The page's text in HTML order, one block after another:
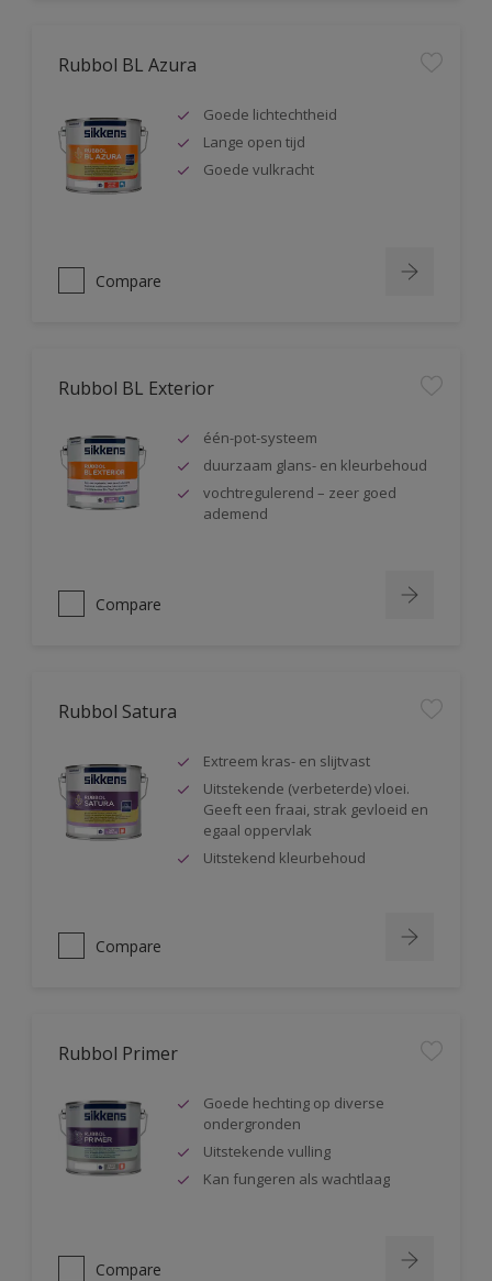
Rubbol BL Azura
Goede lichtechtheid
Lange open tijd
Goede vulkracht
Compare
Rubbol BL Exterior
één-pot-systeem
duurzaam glans- en kleurbehoud
vochtregulerend – zeer goed
ademend
Compare
Rubbol Satura
Extreem kras- en slijtvast
Uitstekende (verbeterde) vloei.
Geeft een fraai, strak gevloeid en
egaal oppervlak
Uitstekend kleurbehoud
Compare
Rubbol Primer
Goede hechting op diverse
ondergronden
Uitstekende vulling
Kan fungeren als wachtlaag
Compare